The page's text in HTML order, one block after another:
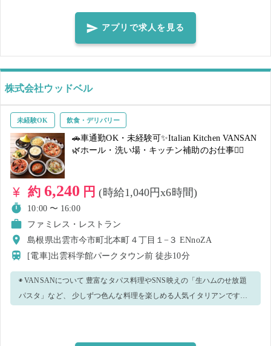
いする場合があります。 一緒に活気あるお店を作っていきましょう ＊
＊＊＊＊＊＊＊＊＊＊＊＊＊＊＊＊＊＊＊＊＊＊＊ ■主なお仕事内容
基本的には下記の業務をお任せします ・接客 ・オーダー ・配膳 ・調
理 ・洗い場 ・清掃、片付け 状況やスキルに応じて他の業務をお願いす
る可能性がございます。 ～こんな方にオススメ～ ▼テキパキお仕事で
きる方 ▼人とかかわることが好きな方 ▼笑顔で明るくお仕事できる方
ご安心ください！ 気になった方はぜひご応募ください✨
アプリで求人を見る
株式会社ウッドベル
未経験OK 飲食・デリバリー
🚗車通勤OK・未経験可✨Italian Kitchen VANSAN
🌿ホール・洗い場・キッチン補助のお仕事🙆‍♀️
約 6,240 円(時給1,040円x6時間)
10:00 〜 16:00
ファミレス・レストラン
島根県出雲市今市町北本町４丁目１−３ ENnoZA
[電車]出雲科学館パークタウン前徒歩10分
◉ VANSANについて 豊富なタパス料理やSNS映えの「生ハムのせ放題
パスタ」など、 少しずつ色んな料理を楽しめる人気イタリアンです🍅
す！ 例） ・簡単な調理補助 ・オーダー取り ・その他ホール業務 など -